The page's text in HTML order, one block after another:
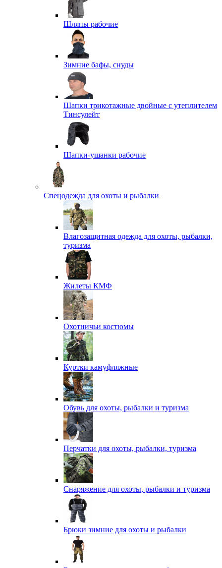
Шляпы рабочие
Зимние бафы, снуды
Шапки трикотажные двойные с утеплителем
Тинсулейт
Шапки-ушанки рабочие
Спецодежда для охоты и рыбалки
Влагозащитная одежда для охоты, рыбалки,
туризма
Жилеты КМФ
Охотничьи костюмы
Куртки камуфляжные
Обувь для охоты, рыбалки и туризма
Перчатки для охоты, рыбалки, туризма
Снаряжение для охоты, рыбалки и туризма
Брюки зимние для охоты и рыбалки